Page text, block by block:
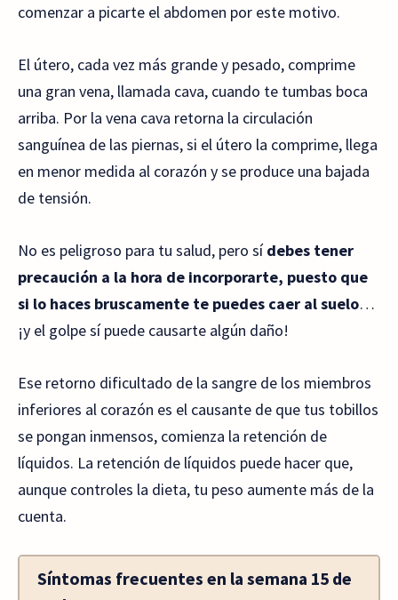
comenzar a picarte el abdomen por este motivo.
El útero, cada vez más grande y pesado, comprime
una gran vena, llamada cava, cuando te tumbas boca
arriba. Por la vena cava retorna la circulación
sanguínea de las piernas, si el útero la comprime, llega
en menor medida al corazón y se produce una bajada
de tensión.
No es peligroso para tu salud, pero sídebes tener
precaución a la hora de incorporarte, puesto que
si lo haces bruscamente te puedes caer al suelo…
¡y el golpe sí puede causarte algún daño!
Ese retorno dificultado de la sangre de los miembros
inferiores al corazón es el causante de que tus tobillos
se pongan inmensos, comienza la retención de
líquidos. La retención de líquidos puede hacer que,
aunque controles la dieta, tu peso aumente más de la
cuenta.
Síntomas frecuentes en la semana 15 de